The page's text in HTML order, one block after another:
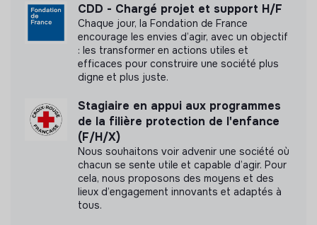
Documents
N'a pas encore communiqué de documents de
transparence
CDD - Chargé projet et support H/F
Chaque jour, la Fondation de France
encourage les envies d’agir, avec un objectif
: les transformer en actions utiles et
efficaces pour construire une société plus
digne et plus juste.
Stagiaire en appui aux programmes
de la filière protection de l'enfance
(F/H/X)
Nous souhaitons voir advenir une société où
chacun se sente utile et capable d’agir. Pour
cela, nous proposons des moyens et des
lieux d’engagement innovants et adaptés à
tous.